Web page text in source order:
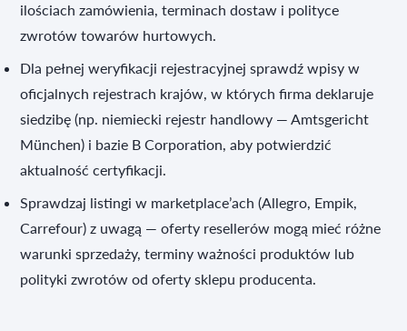
ilościach zamówienia, terminach dostaw i polityce
zwrotów towarów hurtowych.
Dla pełnej weryfikacji rejestracyjnej sprawdź wpisy w
oficjalnych rejestrach krajów, w których firma deklaruje
siedzibę (np. niemiecki rejestr handlowy — Amtsgericht
München) i bazie B Corporation, aby potwierdzić
aktualność certyfikacji.
Sprawdzaj listingi w marketplace’ach (Allegro, Empik,
Carrefour) z uwagą — oferty resellerów mogą mieć różne
warunki sprzedaży, terminy ważności produktów lub
polityki zwrotów od oferty sklepu producenta.